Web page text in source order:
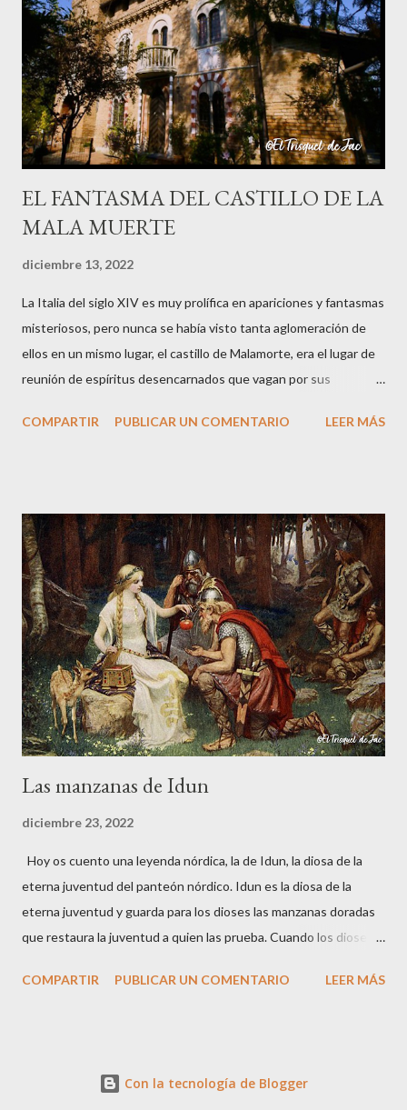
su única pierna hasta que se desangró y murió. También cuentan
que era una mujer que perdió una pierna por estar cortando leña
un Viernes Santo, cuando supuestamente nadie debe trabajar ni
hacer nada, y quedó condenada a errar por el mundo, y se oyen ...
EL FANTASMA DEL CASTILLO DE LA
MALA MUERTE
diciembre 13, 2022
La Italia del siglo XIV es muy prolífica en apariciones y fantasmas
misteriosos, pero nunca se había visto tanta aglomeración de
ellos en un mismo lugar, el castillo de Malamorte, era el lugar de
reunión de espíritus desencarnados que vagan por sus
llevaron a la muerte. Arranco la narración de esta historia veraz
la fortaleza. La noche caía sobre la ciudad de y a Vitorio le
tocaron el hombro por detrás. Las armaduras no dejaban ver los
rostros de aquellos personajes tan peculiares. Le pidieron que
les siguiera y Vitorio, intrigado, decidió hacerlo. Una vez dentro
del castillo, los dos guerreros medievales le señalaron un muro
falso donde estaba guardado un fabuloso tesoro. Solo le
pusieron una condición, pero si no la cumplía a rajatabla...
COMPARTIR PUBLICAR UN COMENTARIO LEER MÁS
Las manzanas de Idun
diciembre 23, 2022
Hoy os cuento una leyenda nórdica, la de Idun, la diosa de la
eterna juventud del panteón nórdico. Idun es la diosa de la
eterna juventud y guarda para los dioses las manzanas doradas
que restaura la juventud a quien las prueba. Cuando los dioses
vista pierde agudeza, solo deben comer estas manzanas para
de bueyes. Mataron a uno de los bueyes e intentaron cocinar su
COMPARTIR PUBLICAR UN COMENTARIO LEER MÁS
Con la tecnología de Blogger